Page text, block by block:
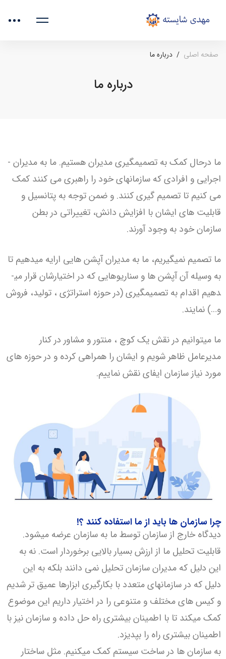
صفحه اصلی درباره ما
درباره ما
ما در­حال کمک به تصمیم­گیری مدیران هستیم. ما به مدیران ­
اجرایی و افرادی که سازمان­های خود را راهبری می­ کنند کمک
می ­کنیم تا تصمیم ­گیری کنند. و ضمن توجه به پتانسیل و
قابلیت ­های ایشان با افزایش دانش، تغییراتی در بطن
سازمان­ خود به­ وجود آورند.
ما تصمیم نمی­گیریم، ما به مدیران آپشن­ هایی ارایه می­دهیم تا
به وسیله آن آپشن­ ها و سناریوهایی که در اختیارشان قرار می­
دهیم اقدام به تصمیم­گیری (در حوزه استراتژی ، تولید، فروش
و…) نمایند.
ما می­توانیم در نقش یک کوچ ، منتور و مشاور در کنار
مدیرعامل ظاهر شویم و ایشان را همراهی کرده و در حوزه ­های
مورد نیاز سازمان ایفای نقش نماییم.
چرا سازمان ها باید از ما استفاده کنند ؟!
دیدگاه خارج از سازمان توسط ما به سازمان عرضه میشود.
قابلیت تحلیل ما از ارزش بسیار بالایی برخوردار است. نه به
این دلیل که مدیران سازمان تحلیل نمی دانند بلکه به این
دلیل که در سازمانهای متعدد با بکارگیری ابزارها عمیق تر شدیم
و کیس های مختلف و متنوعی را در اختیار داریم این موضوع
کمک میکند تا با اطمینان بیشتری راه حل داده و سازمان نیز با
اطمینان بیشتری راه را بپدیزد.
به سازمان ها در ساخت سیستم کمک میکنیم. مثل ساختار